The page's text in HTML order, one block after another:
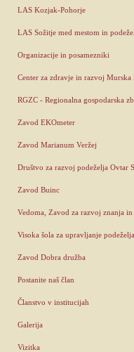
LAS Kozjak-Pohorje
LAS Sožitje med mestom in
Organizacije in posamezniki
Center za zdravje in razvoj Murska
RGZC - Regionalna gospodarska
Zavod EKOmeter
Zavod Marianum Veržej
Društvo za razvoj podeželja Ovtar
Zavod Buinc
Vedoma, Zavod za razvoj znanja
Visoka šola za upravljanje
Zavod Dobra družba
Postanite naš član
Članstvo v institucijah
Galerija
Vizitka